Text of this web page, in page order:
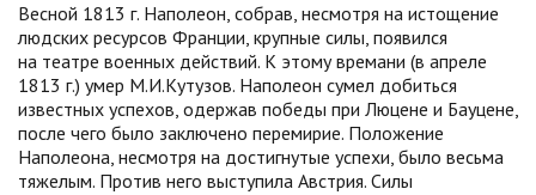
Весной 1813 г. Наполеон, собрав, несмотря на истощение
людских ресурсов Франции, крупные силы, появился
на театре военных действий. К этому времани (в апреле
1813 г.) умер М.И.Кутузов. Наполеон сумел добиться
известных успехов, одержав победы при Люцене и Бауцене,
после чего было заключено перемирие. Положение
Наполеона, несмотря на достигнутые успехи, было весьма
тяжелым. Против него выступила Австрия. Силы